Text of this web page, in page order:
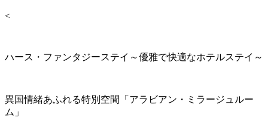
<
ハース・ファンタジーステイ～優雅で快適なホテルステイ～
異国情緒あふれる特別空間「アラビアン・ミラージュルー
ム」